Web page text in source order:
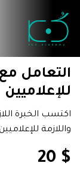
التعامل
للإعلاميين
اكتسب الخبرة
واللازمة للإعلاميين
$ 20